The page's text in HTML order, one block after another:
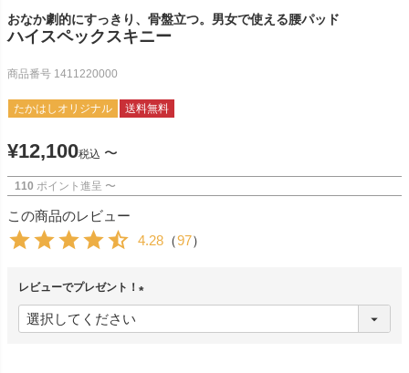
おなか劇的にすっきり、骨盤立つ。男女で使える腰パッド
ハイスペックスキニー
商品番号 1411220000
たかはしオリジナル 送料無料
¥12,100税込 〜
110 ポイント進呈 〜
この商品のレビュー
4.28 （97）
レビューでプレゼント！
必